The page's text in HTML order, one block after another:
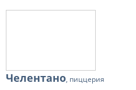
Челентано, пиццерия